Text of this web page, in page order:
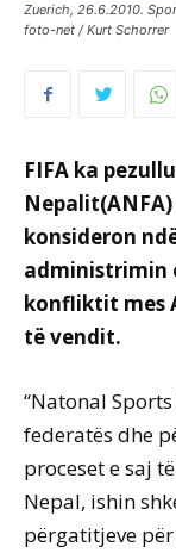
Zuerich, 26.6.2010.
foto-net / Kurt Schorrer
FIFA ka
konsideron
administrimin
konfliktit mes
të vendit.
“Natonal
federatës dhe
proceset e saj
Nepal, ishin
përgatitjeve